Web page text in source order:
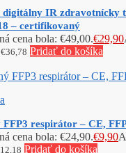
digitálny IR zdravotnícky
– certifikovaný
cena bola: €49,00.€29,90
€36,78 Pridať do košíka
respirátor – CE,
cena bola: €24,90.€9,90
12,18 Pridať do košíka